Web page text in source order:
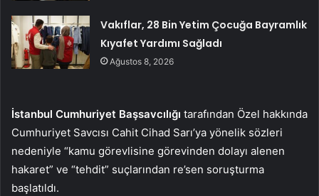
Vakıflar, 28 Bin Yetim Çocuğa Bayramlık
Kıyafet Yardımı Sağladı
Ağustos 8, 2026
İstanbul Cumhuriyet Başsavcılığı tarafından Özel hakkında
Cumhuriyet Savcısı Cahit Cihad Sarı’ya yönelik sözleri
nedeniyle “kamu görevlisine görevinden dolayı alenen
hakaret” ve “tehdit” suçlarından re’sen soruşturma
başlatıldı.